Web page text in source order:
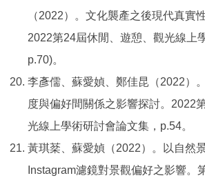
（2022）。文化襲產之後現代真實
2022第24屆休閒、遊憩、觀光線上
p.70)。
李彥儒、蘇愛媜、鄭佳昆（2022）
度與偏好間關係之影響探討。2022
光線上學術研討會論文集，p.54。
黃琪棻、蘇愛媜（2022）。以自然
Instagram濾鏡對景觀偏好之影響。